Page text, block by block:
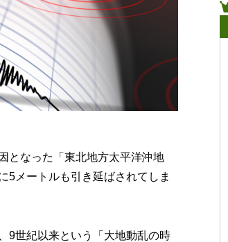
となった「東北地方太平洋沖地
5メートルも引き延ばされてしま
9世紀以来という「大地動乱の時